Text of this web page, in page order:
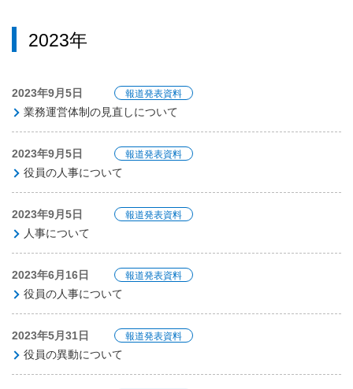
2023年
2023年9月5日 報道発表資料
業務運営体制の見直しについて
2023年9月5日 報道発表資料
役員の人事について
2023年9月5日 報道発表資料
人事について
2023年6月16日 報道発表資料
役員の人事について
2023年5月31日 報道発表資料
役員の異動について